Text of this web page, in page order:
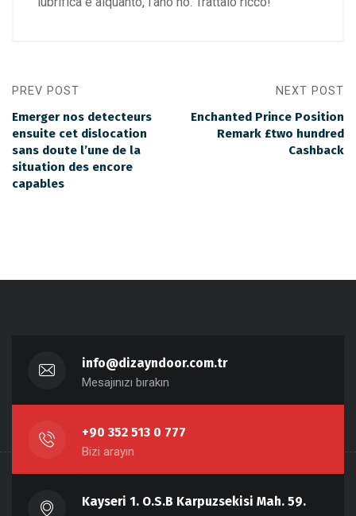
PREV POST
Emerger nos detecteurs
ensuite cet dislocation
sans doute l’une de la
situation des encore
capables
NEXT POST
Enchanted Prince Position
Remark £two hundred
Cashback
info@dizayndoor.com.tr
Mesajınızı bırakın
+90 352 513 0 777
Bizi arayın
Kayseri 1. O.S.B Karpuzsekisi Mah. 59.